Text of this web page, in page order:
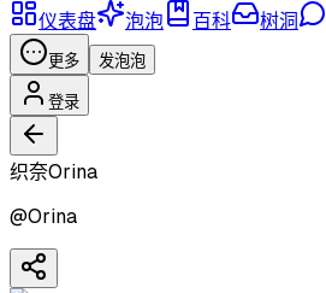
仪表盘
泡泡 百科 树洞
更多 发泡泡
登录
织奈Orina
@Orina